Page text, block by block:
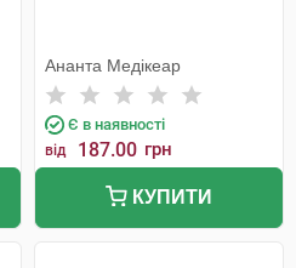
Ананта Медікеар
Є в наявності
від 187.00 грн
КУПИТИ